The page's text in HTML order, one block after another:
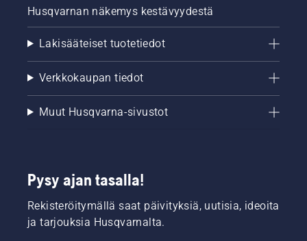
Husqvarnan näkemys kestävyydestä
Lakisääteiset tuotetiedot
Verkkokaupan tiedot
Muut Husqvarna-sivustot
Pysy ajan tasalla!
Rekisteröitymällä saat päivityksiä, uutisia, ideoita
ja tarjouksia Husqvarnalta.